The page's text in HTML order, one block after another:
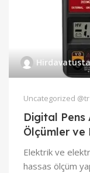
Uncategorized @tr
Digital Pens
Ölçümler ve
Elektrik ve
hassas ölçüm